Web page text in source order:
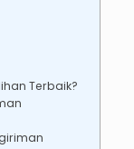
Terbaik?